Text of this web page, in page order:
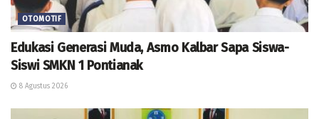
OTOMOTIF
Edukasi Generasi Muda, Asmo Kalbar Sapa Siswa-
Siswi SMKN 1 Pontianak
8 Agustus 2026